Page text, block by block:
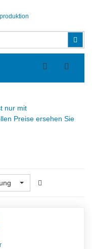
nur mit
Preise ersehen Sie